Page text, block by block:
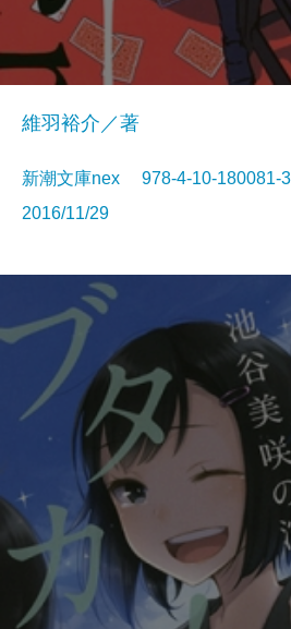
維羽裕介／著
新潮文庫nex 978-4-10-
2016/11/29